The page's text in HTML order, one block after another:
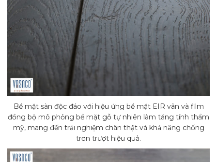
Bề mặt sàn độc đáo với hiệu ứng bề mặt EIR vân và film
đồng bộ mô phỏng bề mặt gỗ tự nhiên làm tăng tính thẩm
mỹ, mang đến trải nghiệm chân thật và khả năng chống
trơn trượt hiệu quả.